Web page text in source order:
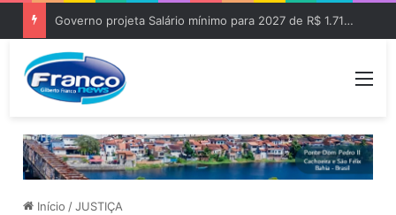
Governo projeta Salário mínimo para 2027 de R$ 1.717 “Aumento de R$ 96”
Início / JUSTIÇA